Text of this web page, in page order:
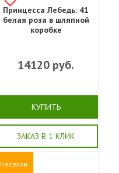
Принцесса Лебедь: 41
белая роза в шляпной
коробке
14120 руб.
КУПИТЬ
ЗАКАЗ В 1 КЛИК
Несезон